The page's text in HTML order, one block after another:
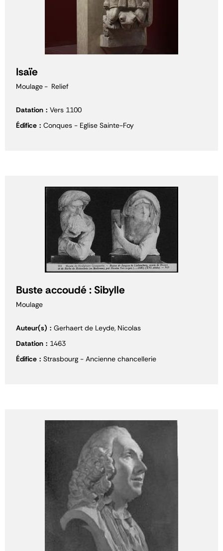
Isaïe
Moulage Relief
Datation
Vers 1100
Édifice
Conques - Eglise Sainte-Foy
Buste accoudé : Sibylle
Moulage
Auteur(s)
Gerhaert de Leyde, Nicolas
Datation
1463
Édifice
Strasbourg - Ancienne chancellerie